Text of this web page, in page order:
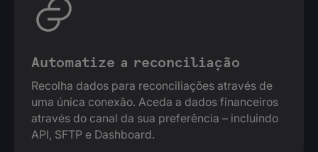
Automatize a reconciliação
Recolha dados para reconciliações através de
uma única conexão. Aceda a dados financeiros
através do canal da sua preferência – incluindo
API, SFTP e Dashboard.